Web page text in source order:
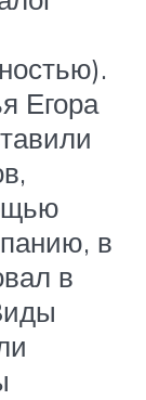
Егора
в
в